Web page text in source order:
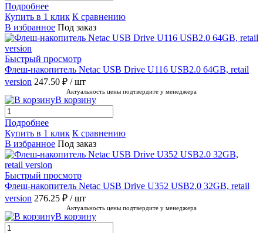
Подробнее
Купить в 1 клик К сравнению
В избранное Под заказ
Быстрый просмотр
Флеш-накопитель Netac USB Drive U116 USB2.0 64GB, retail
version 247.50 ₽ / шт
Актуальность цены подтвердите у менеджера
В корзину
Подробнее
Купить в 1 клик К сравнению
В избранное Под заказ
Быстрый просмотр
Флеш-накопитель Netac USB Drive U352 USB2.0 32GB, retail
version 276.25 ₽ / шт
Актуальность цены подтвердите у менеджера
В корзину